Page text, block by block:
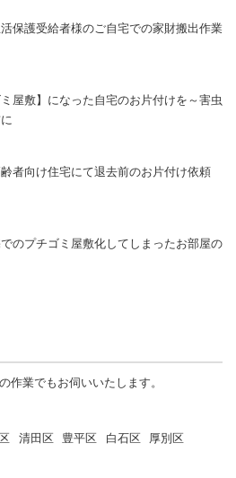
保護受給者様のご自宅での家財搬出作業
屋敷】になった自宅のお片付けを～害虫
者向け住宅にて退去前のお片付け依頼
のプチゴミ屋敷化してしまったお部屋の
作業でもお伺いいたします。
清田区 豊平区 白石区 厚別区